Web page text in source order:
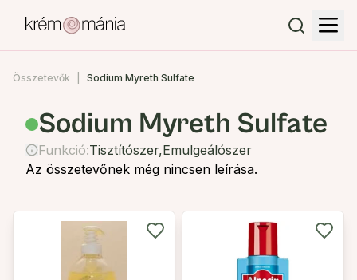
Összetevők Sodium Myreth Sulfate
Sodium Myreth Sulfate
Funkció:Tisztítószer,Emulgeálószer
Az összetevőnek még nincsen leírása.